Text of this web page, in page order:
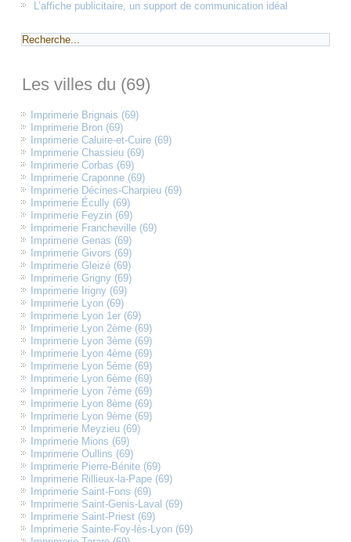
L’affiche publicitaire, un support de communication idéal
Les villes du (69)
Imprimerie Brignais (69)
Imprimerie Bron (69)
Imprimerie Caluire-et-Cuire (69)
Imprimerie Chassieu (69)
Imprimerie Corbas (69)
Imprimerie Craponne (69)
Imprimerie Décines-Charpieu (69)
Imprimerie Écully (69)
Imprimerie Feyzin (69)
Imprimerie Francheville (69)
Imprimerie Genas (69)
Imprimerie Givors (69)
Imprimerie Gleizé (69)
Imprimerie Grigny (69)
Imprimerie Irigny (69)
Imprimerie Lyon (69)
Imprimerie Lyon 1er (69)
Imprimerie Lyon 2ème (69)
Imprimerie Lyon 3ème (69)
Imprimerie Lyon 4ème (69)
Imprimerie Lyon 5ème (69)
Imprimerie Lyon 6ème (69)
Imprimerie Lyon 7ème (69)
Imprimerie Lyon 8ème (69)
Imprimerie Lyon 9ème (69)
Imprimerie Meyzieu (69)
Imprimerie Mions (69)
Imprimerie Oullins (69)
Imprimerie Pierre-Bénite (69)
Imprimerie Rillieux-la-Pape (69)
Imprimerie Saint-Fons (69)
Imprimerie Saint-Genis-Laval (69)
Imprimerie Saint-Priest (69)
Imprimerie Sainte-Foy-lès-Lyon (69)